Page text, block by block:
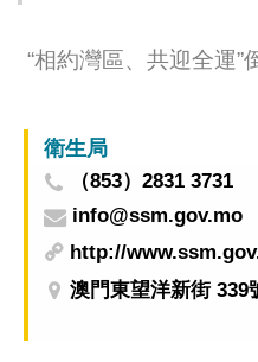
“相約灣區、共迎全運”
衛生局
（853）2831 3731
info@ssm.gov.mo
http://
澳門東望洋新街 339